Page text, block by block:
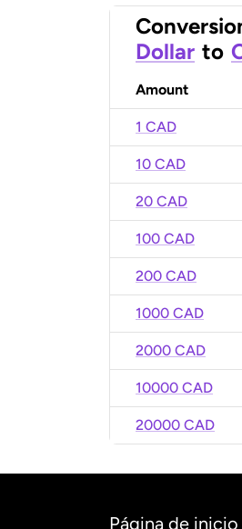
Dollar to
Amount
1 CAD
10 CAD
20 CAD
100 CAD
200 CAD
1000 CAD
2000 CAD
10000 CAD
20000 CAD
Página de inicio